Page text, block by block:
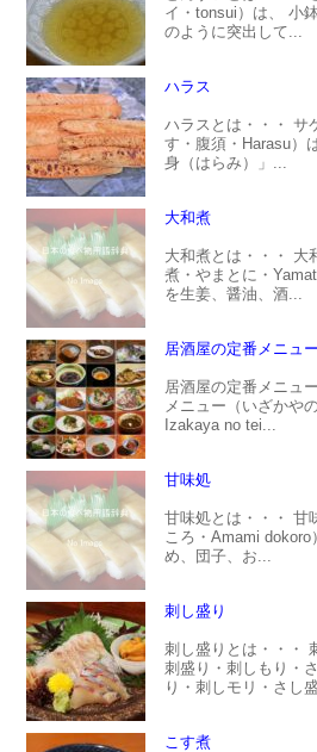
イ・tonsui）は、 小
のように突出して...
ハラス
ハラスとは・・・ サ
す・腹須・Harasu）
身（はらみ）」...
大和煮
大和煮とは・・・ 大
煮・やまとに・
を生姜、醤油、酒...
居酒屋の定番メニュー
居酒屋の定番メニュ
メニュー（いざかや
Izakaya no tei...
甘味処
甘味処とは・・・ 甘
ころ・Amami
め、団子、お...
刺し盛り
刺し盛りとは・・・
刺盛り・刺しもり・
り・刺しモリ・さし盛
こす煮